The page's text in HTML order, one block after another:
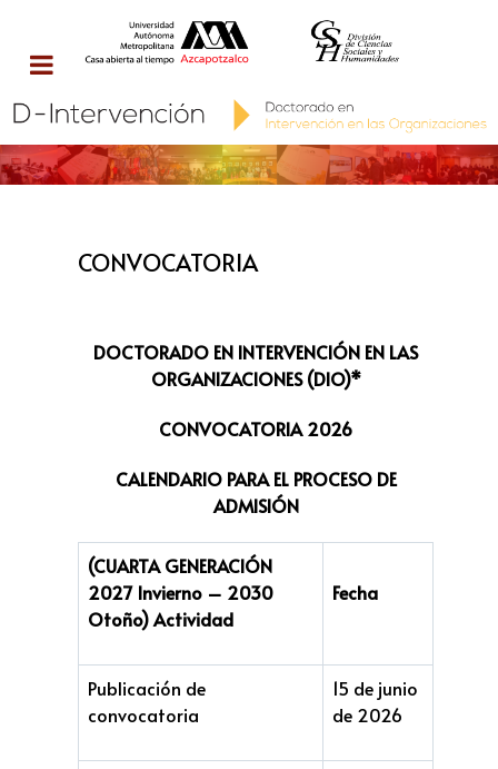
CONVOCATORIA
DOCTORADO EN INTERVENCIÓN EN LAS
ORGANIZACIONES (DIO)*
CONVOCATORIA 2026
CALENDARIO PARA EL PROCESO DE
ADMISIÓN
(CUARTA GENERACIÓN
2027 Invierno – 2030
Otoño)Actividad
Fecha
Publicación de
convocatoria
15 de junio
de 2026